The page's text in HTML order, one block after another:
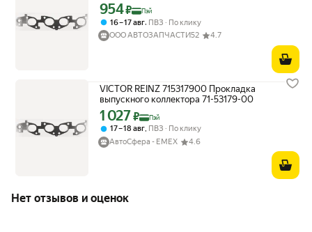
Цена с картой Яндекс Пэй 954 ₽ вместо
954₽ Пэй
16 – 17 авг, ПВЗ
По клику
ООО АВТОЗАПЧАСТИ52
4.7
VICTOR REINZ 715317900 Прокладка
выпускного коллектора 71-53179-00
Цена с картой Яндекс Пэй 1027 ₽ вместо
1 027₽ Пэй
17 – 18 авг, ПВЗ
По клику
АвтоСфера - ЕМЕХ
4.6
Нет отзывов и оценок